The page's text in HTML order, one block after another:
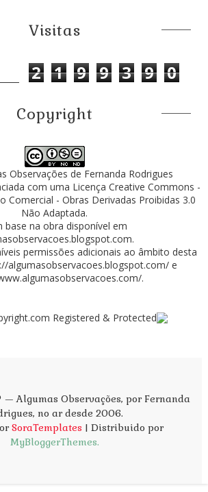
Visitas
2 1 9 9 3 9 0
Copyright
Observações de Fernanda Rodrigues
com uma LicençaCreative Commons -
Comercial - Obras Derivadas Proibidas 3.0
Não Adaptada.
base na obra disponível em
.
permissões adicionais ao âmbito desta
algumasobservacoes.blogspot.com/ e
.
Algumas Observações, por Fernanda
no ar desde 2006.
SoraTemplates | Distribuido por
MyBloggerThemes.